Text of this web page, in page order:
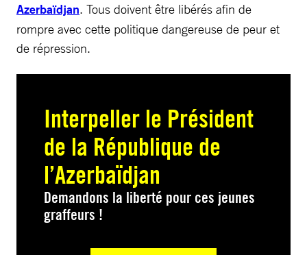
Azerbaïdjan. Tous doivent être libérés afin de
rompre avec cette politique dangereuse de peur et
de répression.
Interpeller le Président
de la République de
l’Azerbaïdjan
Demandons la liberté pour ces jeunes
graffeurs !